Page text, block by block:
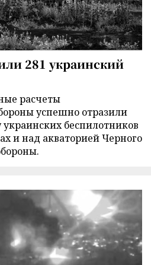
281 украинский
расчеты
успешно отразили
беспилотников
и над акваторией Черного